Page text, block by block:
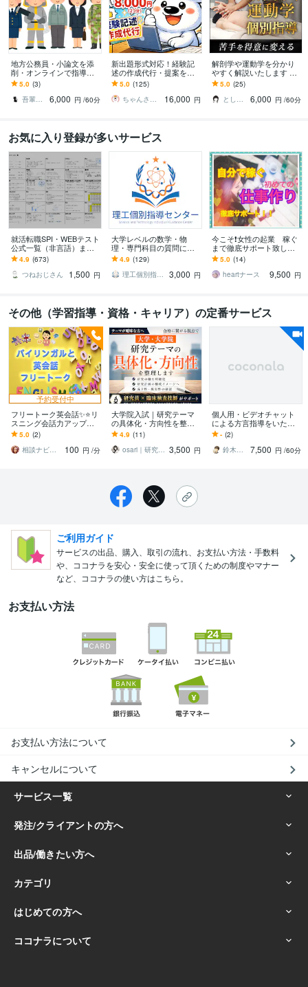
地方公務員・小論文を添
削・オンラインで指導し
ます 苦手意識を持つ方や
初心者にも、懇切・丁寧
に指導します。
5.0 (3)
吾輩は猫！
6,000 円 /60分
新出題形式対応！経験記
述の作成代行・提案をし
ます 土木施工管理技士の
経験記述が書けない方向
け※質問2つ分
5.0 (125)
ちゃんさと技師
16,000 円
解剖学や運動学を分かり
やすく解説いたします 運
動器認定理学療法士が図
解を用いて説明いたしま
す。
5.0 (25)
とし＠PT×Photographer
6,000 円 /60分
お気に入り登録が多いサービス
就活転職SPI・WEBテスト
公式一覧（非言語）ます
採用試験（新卒・キャリ
ア）の第一関門をサクッ
と突破したい人！
4.9 (673)
つねおじさん
1,500 円
大学レベルの数学・物
理・専門科目の質問に答
えます 試験問題・授業課
題・レポートなどに関す
る質問をぶつけて下さい
4.9 (129)
理工個別指導センター
3,000 円
今こそ❗️女性の起業 稼ぐ
まで徹底サポート致しま
す 「在宅わたしビジネ
ス」あなたの魅力を仕事
にかえて収入アップ♫
5.0 (14)
heartナース
9,500 円
その他（学習指導・資格・キャリア）の定番サービス
予約受付中
フリートーク英会話✨⭐リ
スニング会話力アップし
ます ❣️初心者大歓迎✨英会
話は慣れです⭐️あなたも話
せる♪☎️
5.0 (2)
相談ナビ☀️メンタル占星術英会話旅行♋
100 円 /分
大学院入試｜研究テーマ
の具体化・方向性を整理
します テーマが曖昧な方
へ｜合格に繋がる視点で
研究の軸を明確に
4.9 (11)
osari｜研究員×臨床検査技師 3,500 円
個人用・ビデオチャット
による方言指導をいたし
ます 個人さま用の方言指
導サービスです。
- (2)
鈴木のん太
7,500 円 /60分
ご利用ガイド
サービスの出品、購入、取引の流れ、お支払い方法・手数料
や、ココナラを安心・安全に使って頂くための制度やマナー
など、ココナラの使い方はこちら。
お支払い方法
お支払い方法について
キャンセルについて